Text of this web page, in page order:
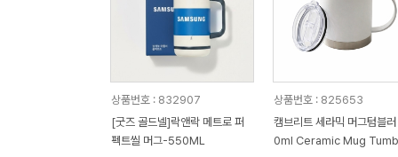
상품번호 : 832907
[굿즈 골드넬]락앤락 메트로 퍼
펙트씰 머그-550ML
상품번호 : 825653
캠브리트 세라믹 머그텀블
0ml Ceramic Mug